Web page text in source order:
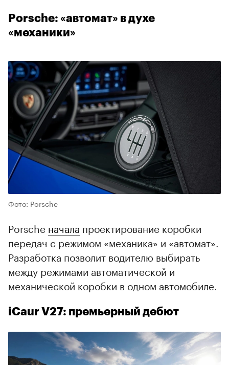
Porsche: «автомат» в духе
«механики»
Фото: Porsche
Porsche начала проектирование коробки
передач с режимом «механика» и «автомат».
Разработка позволит водителю выбирать
между режимами автоматической и
механической коробки в одном автомобиле.
iCaur V27: премьерный дебют